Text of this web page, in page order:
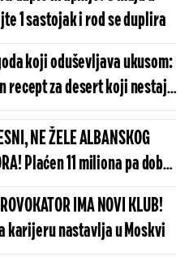
1 sastojak i rod se duplira
koji oduševljava ukusom:
recept za desert koji nestaje
NE ŽELE ALBANSKOG
Plaćen 11 miliona pa dobio
IMA NOVI KLUB!
karijeru nastavlja u Moskvi